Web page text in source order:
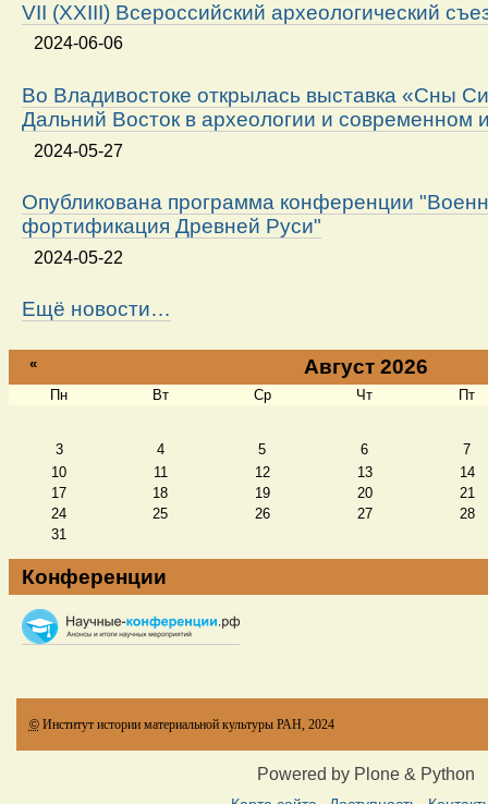
VII (XXIII) Всероссийский археологический
2024-06-06
Во Владивостоке открылась выставка «Сны
Дальний Восток в археологии и современном
2024-05-27
Опубликована программа конференции
фортификация Древней Руси"
2024-05-22
Ещё новости…
« Август 2026
Пн Вт Ср Чт Пт
3 4 5 6
7
10
11 12 13
14
17
18 19 20
21
24
25 26 27
28
31
Конференции
© Институт истории материальной культуры РАН, 2024
Powered by Plone & Python